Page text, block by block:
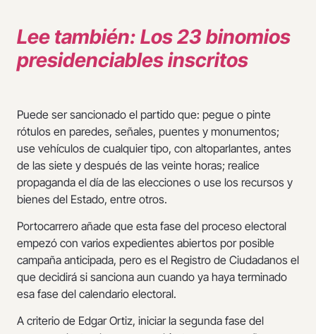
Lee también: Los 23 binomios
presidenciables inscritos
Puede ser sancionado el partido que: pegue o pinte
rótulos en paredes, señales, puentes y monumentos;
use vehículos de cualquier tipo, con altoparlantes, antes
de las siete y después de las veinte horas; realice
propaganda el día de las elecciones o use los recursos y
bienes del Estado, entre otros.
Portocarrero añade que esta fase del proceso electoral
empezó con varios expedientes abiertos por posible
campaña anticipada, pero es el Registro de Ciudadanos el
que decidirá si sanciona aun cuando ya haya terminado
esa fase del calendario electoral.
A criterio de Edgar Ortiz, iniciar la segunda fase del